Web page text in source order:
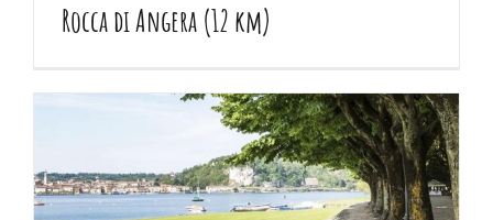
Rocca di Angera (12 km)